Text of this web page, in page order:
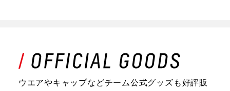
ウエアやキャップなどチーム公式グッズも好評販